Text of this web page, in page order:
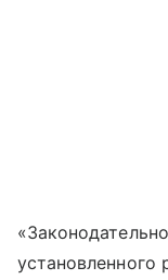
установленного